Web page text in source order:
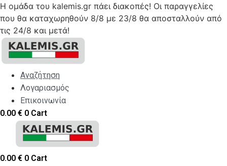
Η ομάδα του kalemis.gr πάει διακοπές! Οι παραγγελίες
που θα καταχωρηθούν 8/8 με 23/8 θα αποσταλλούν από
τις 24/8 και μετά!
Skip
content
Αναζήτηση
Λογαριασμός
Επικοινωνία
0.00 € 0 Cart
0.00 € 0 Cart